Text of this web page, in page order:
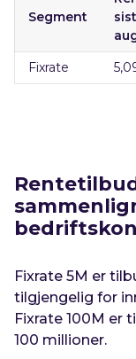
Segment
Fixrate
Fixrate 5M er
tilgjengelig for
Fixrate 100M er
100 millioner.